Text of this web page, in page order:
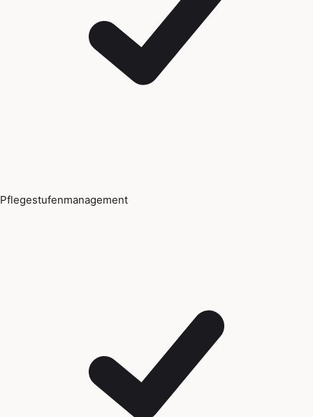
Pflegestufenmanagement